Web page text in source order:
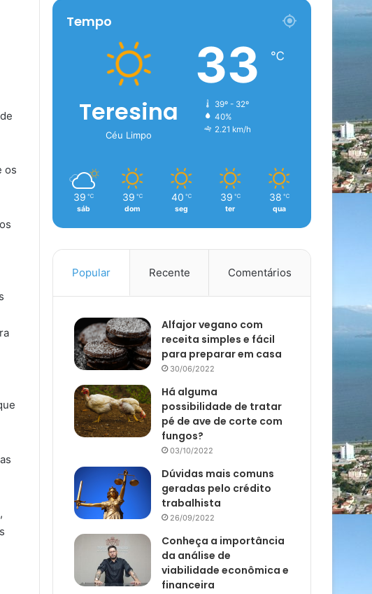
os
Tempo
Teresina
Céu Limpo
33 ℃
39º - 32º
40%
2.21 km/h
39 ℃
sáb
39 ℃
dom
40 ℃
seg
39 ℃
ter
38 ℃
qua
Popular Recente Comentários
Alfajor vegano com
receita simples e fácil
para preparar em casa
30/06/2022
Há alguma
possibilidade de tratar
pé de ave de corte com
fungos?
03/10/2022
Dúvidas mais comuns
geradas pelo crédito
trabalhista
26/09/2022
Conheça a importância
da análise de
viabilidade econômica e
financeira